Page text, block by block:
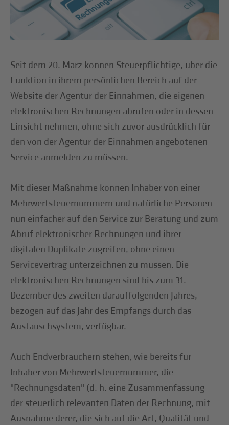
Seit dem 20. März können Steuerpflichtige, über die
Funktion in ihrem persönlichen Bereich auf der
Website der Agentur der Einnahmen, die eigenen
elektronischen Rechnungen abrufen oder in dessen
Einsicht nehmen, ohne sich zuvor ausdrücklich für
den von der Agentur der Einnahmen angebotenen
Service anmelden zu müssen.
Mit dieser Maßnahme können Inhaber von einer
Mehrwertsteuernummern und natürliche Personen
nun einfacher auf den Service zur Beratung und zum
Abruf elektronischer Rechnungen und ihrer
digitalen Duplikate zugreifen, ohne einen
Servicevertrag unterzeichnen zu müssen. Die
elektronischen Rechnungen sind bis zum 31.
Dezember des zweiten darauffolgenden Jahres,
bezogen auf das Jahr des Empfangs durch das
Austauschsystem, verfügbar.
Auch Endverbrauchern stehen, wie bereits für
Inhaber von Mehrwertsteuernummer, die
"Rechnungsdaten" (d. h. eine Zusammenfassung
der steuerlich relevanten Daten der Rechnung, mit
Ausnahme derer, die sich auf die Art, Qualität und